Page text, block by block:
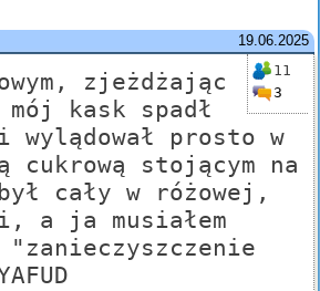
19.06.2025
11
3
zjeżdżając
kask spadł
wylądował prosto w
cukrową stojącym na
cały w różowej,
a ja musiałem
"zanieczyszczenie